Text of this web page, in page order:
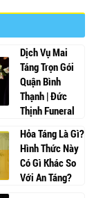
Dịch Vụ Mai
Táng Trọn Gói
Quận Bình
Thạnh | Đức
Thịnh Funeral
Hỏa Táng Là Gì?
Hình Thức Này
Có Gì Khác So
Với An Táng?